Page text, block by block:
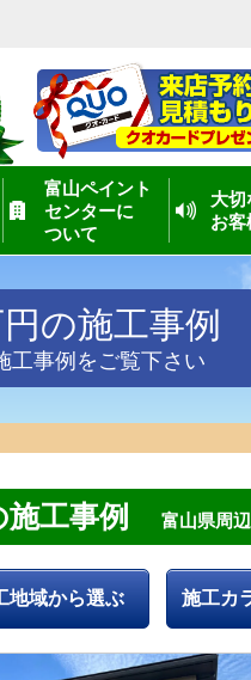
富山ペイント
センターに
ついて
大切
お客
の施工事例
工事例をご覧下さい
工事例 富山県周
地域から選ぶ 施工カ